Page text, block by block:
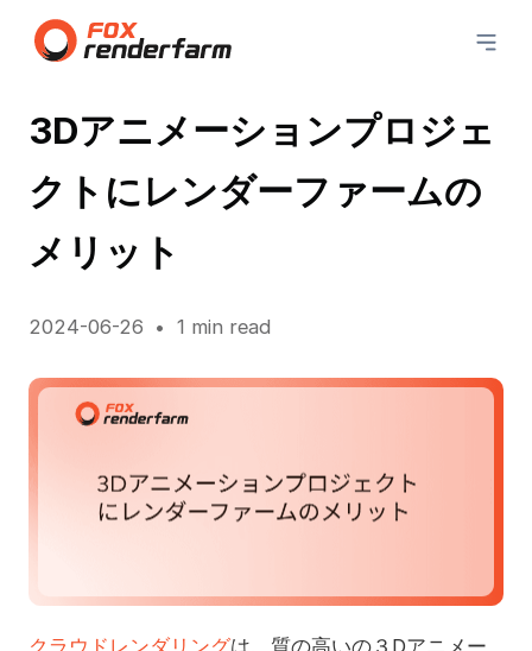
3Dアニメーションプロジェ
クトにレンダーファームの
メリット
2024-06-26 1 min read